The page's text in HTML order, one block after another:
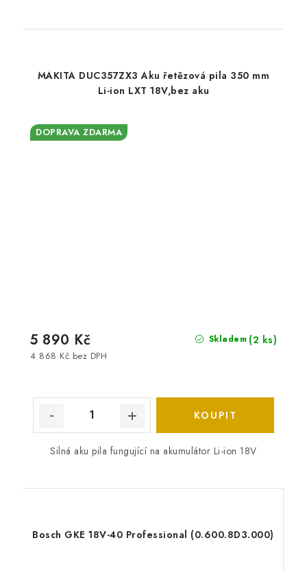
MAKITA DUC357ZX3 Aku řetězová pila 350 mm
Li-ion LXT 18V,bez aku
DOPRAVA ZDARMA
Skladem (2 ks)
4 868 Kč bez DPH
5 890 Kč
Silná aku pila fungující na akumulátor Li-ion 18V
Bosch GKE 18V-40 Professional (0.600.8D3.000)